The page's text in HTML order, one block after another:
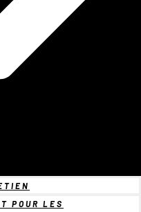
POUR LES